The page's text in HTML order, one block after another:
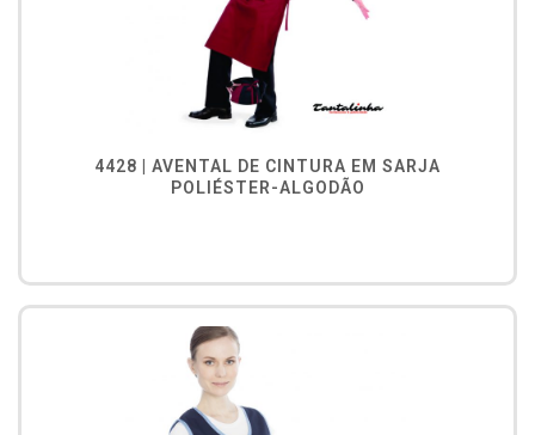
4428 | AVENTAL DE CINTURA EM SARJA
POLIÉSTER-ALGODÃO